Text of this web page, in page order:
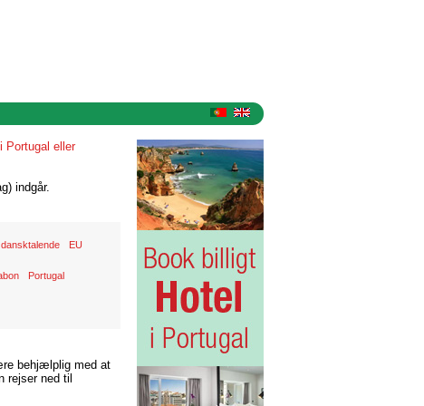
Portugal eller
indgår.
dansktalende EU
Portugal
behjælplig med at
rejser ned til